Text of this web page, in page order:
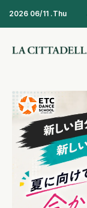
2026 06/11 .Thu